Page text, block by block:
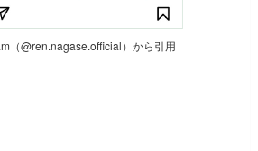
（@ren.nagase.official）から引用